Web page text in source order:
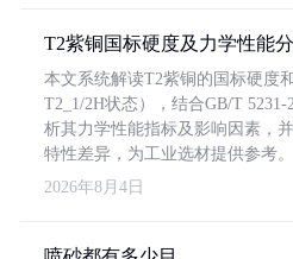
T2紫铜国标硬度及力学性能
本文系统解读T2紫铜的国标硬度
T2_1/2H状态），结合GB/T
析其力学性能指标及影响因素，
特性差异，为工业选材提供参考。
2026年8月4日